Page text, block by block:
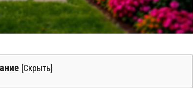
[Скрыть]